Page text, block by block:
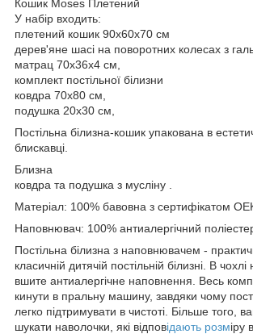
Кошик Moses Плетений
У набір входить:
плетений кошик 90х60х70 см
дерев'яне шасі на поворотних колесах з
матрац 70х36х4 см,
комплект постільної білизни
ковдра 70х80 см,
подушка 20х30 см,
Постільна білизна-кошик упакована в
блискавці.
Близна
ковдра та подушка з мусліну .
Матеріал: 100% бавовна з сертифікатом
Наповнювач: 100% антиалергічний
Постільна білизна з наповнювачем -
класичній дитячій постільній білизні. В
вшите антиалергічне наповнення. Весь
кинути в пральну машину, завдяки чому
легко підтримувати в чистоті. Більше того,
шукати наволочки, які відповідають розміру